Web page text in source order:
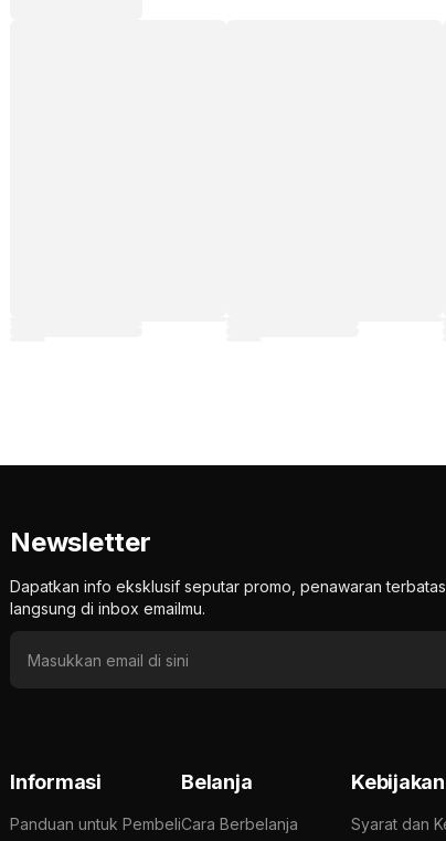
Newsletter
Dapatkan info eksklusif seputar promo, penawaran
langsung di inbox emailmu.
Informasi
Panduan untuk Pembeli
Belanja
Cara Berbelanja
Syarat dan